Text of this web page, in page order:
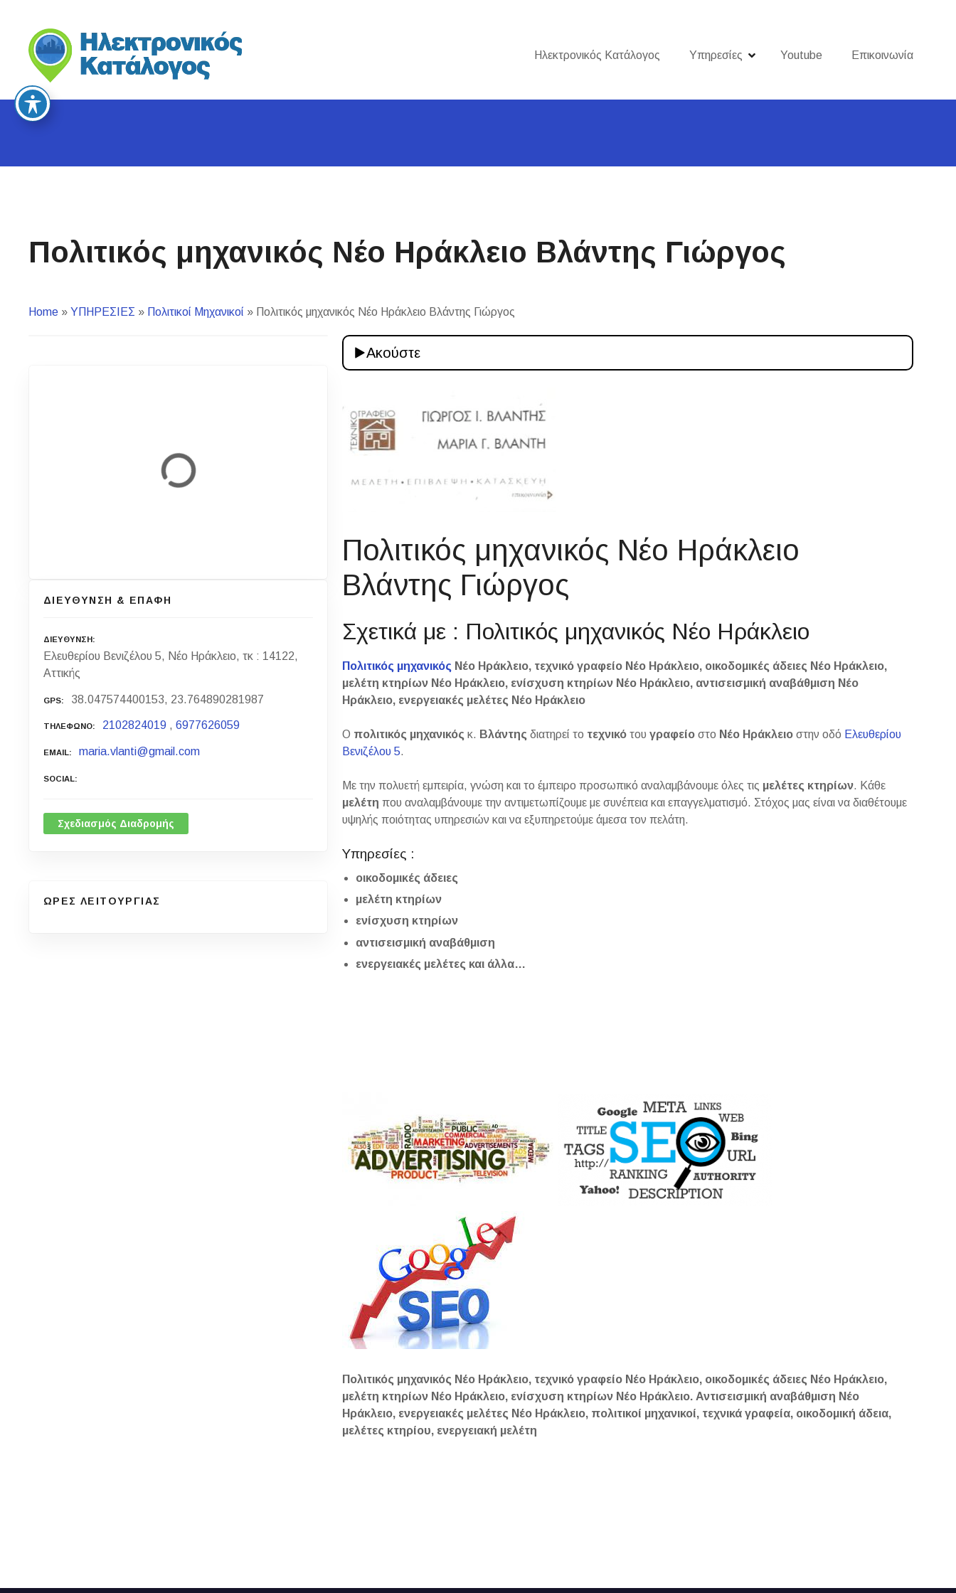
Ηλεκτρονικός Κατάλογος Υπηρεσίες Youtube Επικοινωνία
Πολιτικός μηχανικός Νέο Ηράκλειο Βλάντης Γιώργος
Home » ΥΠΗΡΕΣΙΕΣ » Πολιτικοί Μηχανικοί » Πολιτικός μηχανικός Νέο Ηράκλειο Βλάντης Γιώργος
ΔΙΕΥΘΥΝΣΗ & ΕΠΑΦΗ
ΔΙΕΥΘΥΝΣΗ
Ελευθερίου Βενιζέλου 5, Νέο Ηράκλειο, τκ : 14122,
Αττικής
GPS 38.047574400153, 23.764890281987
ΤΗΛΕΦΩΝΟ 2102824019 , 6977626059
EMAIL maria.vlanti@gmail.com
SOCIAL
Σχεδιασμός Διαδρομής
ΩΡΕΣ ΛΕΙΤΟΥΡΓΙΑΣ
Ακούστε
Πολιτικός μηχανικός Νέο Ηράκλειο
Βλάντης Γιώργος
Σχετικά με : Πολιτικός μηχανικός Νέο Ηράκλειο
Πολιτικός μηχανικός Νέο Ηράκλειο, τεχνικό γραφείο Νέο Ηράκλειο, οικοδομικές άδειες Νέο Ηράκλειο,
μελέτη κτηρίων Νέο Ηράκλειο, ενίσχυση κτηρίων Νέο Ηράκλειο, αντισεισμική αναβάθμιση Νέο
Ηράκλειο, ενεργειακές μελέτες Νέο Ηράκλειο
Ο πολιτικός μηχανικός κ. Βλάντης διατηρεί το τεχνικό τουγραφείο στο Νέο Ηράκλειο στην οδό Ελευθερίου
Βενιζέλου 5.
Με την πολυετή εμπειρία, γνώση και το έμπειρο προσωπικό αναλαμβάνουμε όλες τις μελέτες κτηρίων. Κάθε
μελέτη που αναλαμβάνουμε την αντιμετωπίζουμε με συνέπεια και επαγγελματισμό. Στόχος μας είναι να διαθέτουμε
υψηλής ποιότητας υπηρεσιών και να εξυπηρετούμε άμεσα τον πελάτη.
Υπηρεσίες :
οικοδομικές άδειες
μελέτη κτηρίων
ενίσχυση κτηρίων
αντισεισμική αναβάθμιση
ενεργειακές μελέτες και άλλα…
Πολιτικός μηχανικός Νέο Ηράκλειο, τεχνικό γραφείο Νέο Ηράκλειο, οικοδομικές άδειες Νέο Ηράκλειο,
μελέτη κτηρίων Νέο Ηράκλειο, ενίσχυση κτηρίων Νέο Ηράκλειο. Αντισεισμική αναβάθμιση Νέο
Ηράκλειο, ενεργειακές μελέτες Νέο Ηράκλειο, πολιτικοί μηχανικοί, τεχνικά γραφεία, οικοδομική άδεια,
μελέτες κτηρίου, ενεργειακή μελέτη